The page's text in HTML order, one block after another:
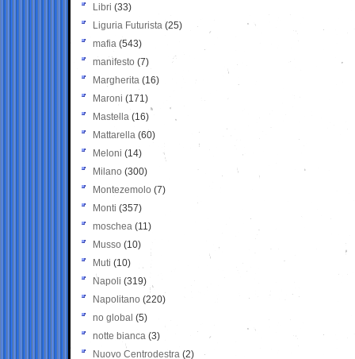
Libri (33)
Liguria Futurista (25)
mafia (543)
manifesto (7)
Margherita (16)
Maroni (171)
Mastella (16)
Mattarella (60)
Meloni (14)
Milano (300)
Montezemolo (7)
Monti (357)
moschea (11)
Musso (10)
Muti (10)
Napoli (319)
Napolitano (220)
no global (5)
notte bianca (3)
Nuovo Centrodestra (2)